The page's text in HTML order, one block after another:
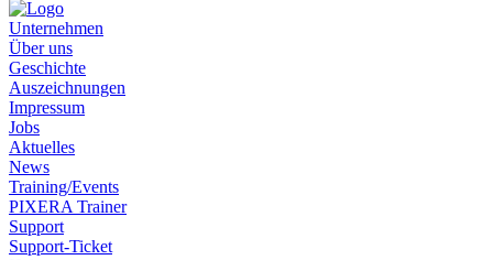
Unternehmen
Über uns
Geschichte
Auszeichnungen
Impressum
Jobs
Aktuelles
News
Training/Events
PIXERA Trainer
Support
Support-Ticket